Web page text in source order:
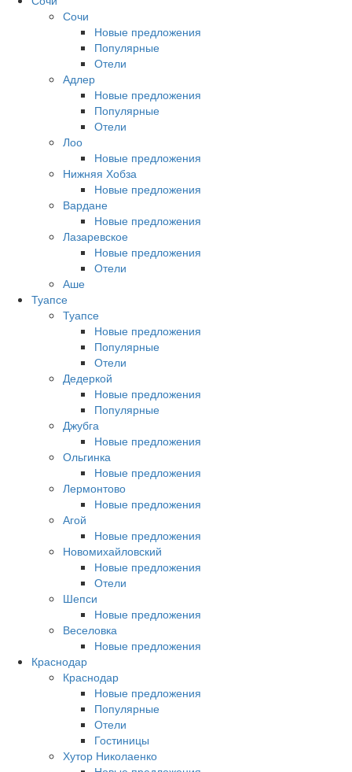
Сочи
Новые предложения
Популярные
Отели
Адлер
Новые предложения
Популярные
Отели
Лоо
Новые предложения
Нижняя Хобза
Новые предложения
Вардане
Новые предложения
Лазаревское
Новые предложения
Отели
Аше
Туапсе
Туапсе
Новые предложения
Популярные
Отели
Дедеркой
Новые предложения
Популярные
Джубга
Новые предложения
Ольгинка
Новые предложения
Лермонтово
Новые предложения
Агой
Новые предложения
Новомихайловский
Новые предложения
Отели
Шепси
Новые предложения
Веселовка
Новые предложения
Краснодар
Краснодар
Новые предложения
Популярные
Отели
Гостиницы
Хутор Николаенко